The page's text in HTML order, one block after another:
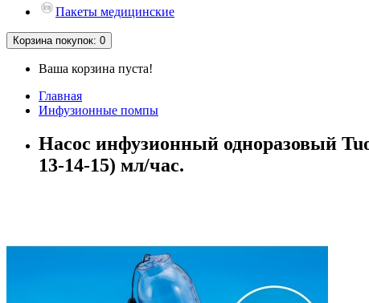
Пакеты медицинские
Корзина покупок: 0
Ваша корзина пуста!
Главная
Инфузионные помпы
Насос инфузионный одноразовый
13-14-15) мл/час.